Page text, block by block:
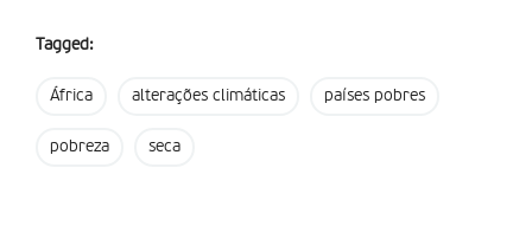
Tagged:
África alterações climáticas países pobres
pobreza seca